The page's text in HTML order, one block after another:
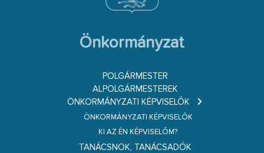
Önkormányzat
POLGÁRMESTER
ALPOLGÁRMESTEREK
ÖNKORMÁNYZATI KÉPVISELŐK
ÖNKORMÁNYZATI KÉPVISELŐK
KI AZ ÉN KÉPVISELŐM?
TANÁCSNOK, TANÁCSADÓK